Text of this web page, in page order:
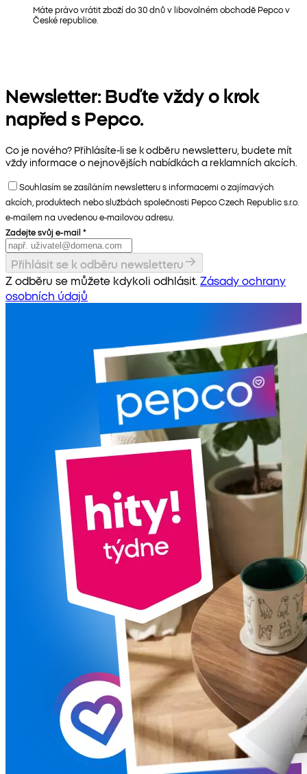
Máte právo vrátit zboží do 30 dnů v libovolném obchodě Pepco v
České republice.
Newsletter: Buďte vždy o krok
napřed s Pepco.
Co je nového? Přihlásíte-li se k odběru newsletteru, budete mít
vždy informace o nejnovějších nabídkách a reklamních akcích.
Souhlasím se zasíláním newsletteru s informacemi o zajímavých
akcích, produktech nebo službách společnosti Pepco Czech Republic s.r.o.
e-mailem na uvedenou e-mailovou adresu.
Zadejte svůj e-mail *
Přihlásit se k odběru newsletteru
Z odběru se můžete kdykoli odhlásit.Zásady ochrany
osobních údajů